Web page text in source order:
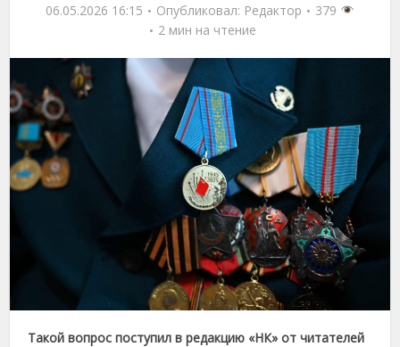
06.05.2026 16:15 Опубликовал: Редактор
379
2 мин на чтение
Такой вопрос поступил в редакцию «НК» от читателей